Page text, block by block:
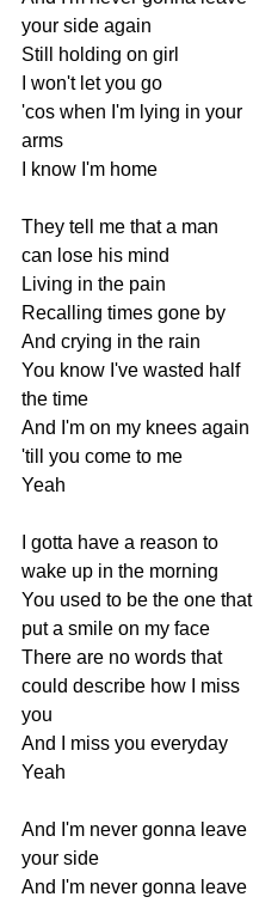
your side again
Still
holding on girl
won't let you go
'cos when I'm lying in your
arms
know I'm home
They tell me that a man
can lose his mind
Living in the pain
Recalling times gone by
And crying in the rain
You know I've wasted half
the time
And I'm on my knees again
'till you come to me
Yeah
gotta have a reason to
wake up in the morning
You used to be the one that
put a smile on my face
There are no words that
could describe how
miss
you
And
miss you everyday
Yeah
And I'm never gonna leave
your side
And I'm never gonna leave